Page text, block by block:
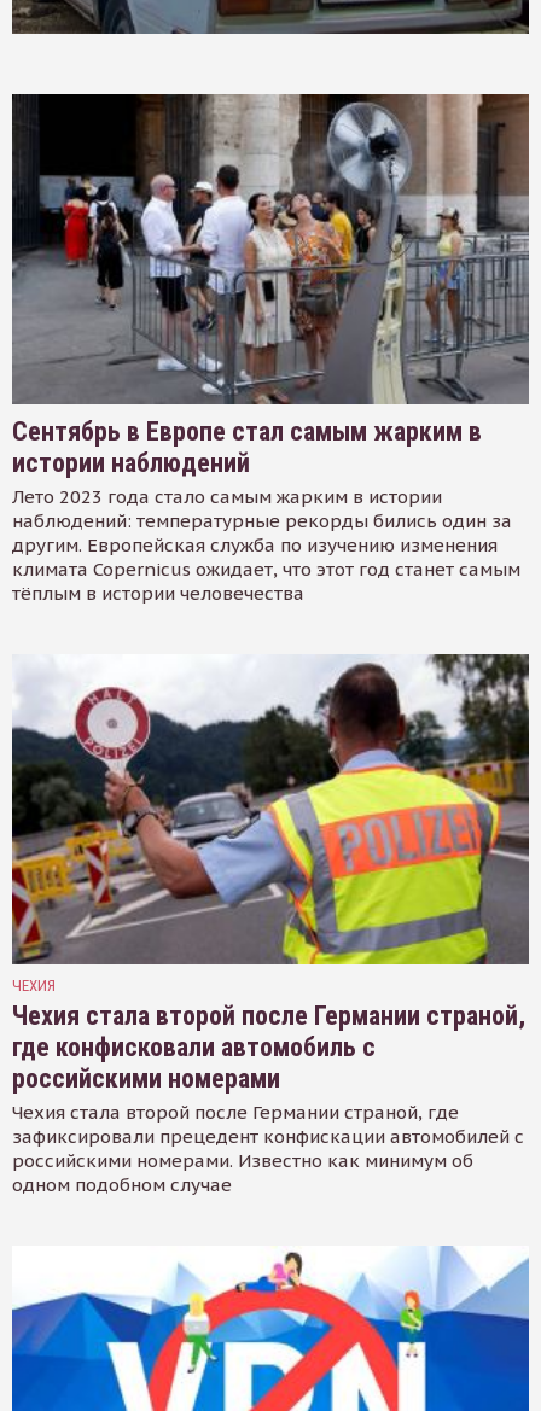
Сентябрь в Европе стал самым жарким в
истории наблюдений
Лето 2023 года стало самым жарким в истории
наблюдений: температурные рекорды бились один за
другим. Европейская служба по изучению изменения
климата Copernicus ожидает, что этот год станет самым
тёплым в истории человечества
ЧЕХИЯ
Чехия стала второй после Германии страной,
где конфисковали автомобиль с
российскими номерами
Чехия стала второй после Германии страной, где
зафиксировали прецедент конфискации автомобилей с
российскими номерами. Известно как минимум об
одном подобном случае